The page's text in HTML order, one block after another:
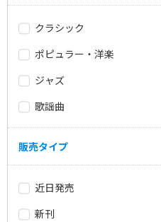
クラシック
ポピュラー・洋楽
ジャズ
歌謡曲
販売タイプ
近日発売
新刊